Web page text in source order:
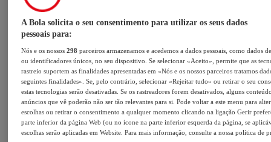
A Bola solicita o seu consentimento para utilizar os seus dados
pessoais para:
Nós e os nossos298 parceiros armazenamos e acedemos a dados pessoais, como dados
ou identificadores únicos, no seu dispositivo. Se selecionar «Aceito», permite que as
rastreio suportem as finalidades apresentadas em «Nós e os nossos parceiros tratamos
seguintes finalidades». Se, pelo contrário, selecionar «Rejeitar tudo» ou retirar o seu
estas tecnologias serão desativadas. Se os rastreadores forem desativados, alguns
anúncios que vê poderão não ser tão relevantes para si. Pode voltar a este menu para
escolhas ou retirar o consentimento a qualquer momento clicando na ligação Gerir
parte inferior da página Web (ou no ícone na parte inferior esquerda da página, se
escolhas serão aplicadas em Website. Para mais informação, consulte a nossa política de